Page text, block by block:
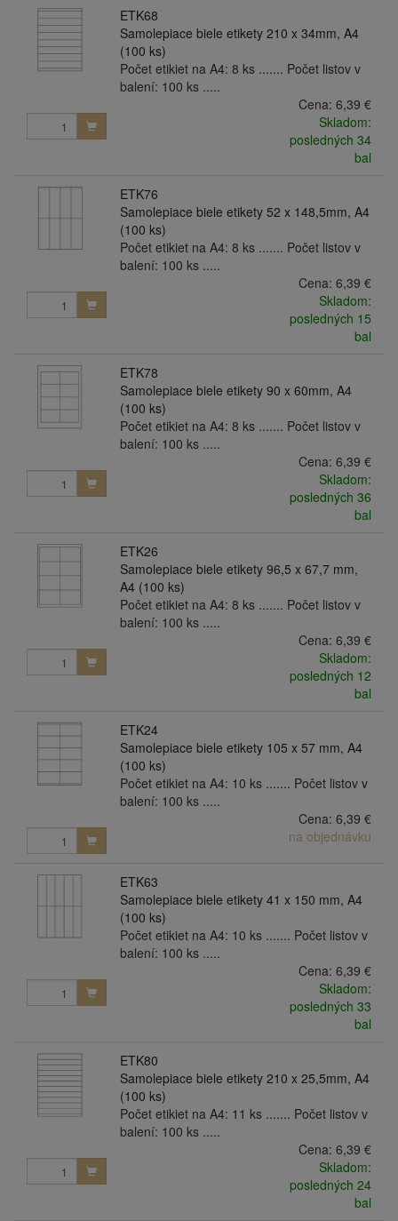
ETK68
Samolepiace biele etikety 210 x 34mm, A4
(100 ks)
Počet etikiet na A4: 8 ks ....... Počet listov v
balení: 100 ks .....
Cena: 6,39 €
Skladom:
posledných 34
bal
ETK76
Samolepiace biele etikety 52 x 148,5mm, A4
(100 ks)
Počet etikiet na A4: 8 ks ....... Počet listov v
balení: 100 ks .....
Cena: 6,39 €
Skladom:
posledných 15
bal
ETK78
Samolepiace biele etikety 90 x 60mm, A4
(100 ks)
Počet etikiet na A4: 8 ks ....... Počet listov v
balení: 100 ks .....
Cena: 6,39 €
Skladom:
posledných 36
bal
ETK26
Samolepiace biele etikety 96,5 x 67,7 mm,
A4 (100 ks)
Počet etikiet na A4: 8 ks ....... Počet listov v
balení: 100 ks .....
Cena: 6,39 €
Skladom:
posledných 12
bal
ETK24
Samolepiace biele etikety 105 x 57 mm, A4
(100 ks)
Počet etikiet na A4: 10 ks ....... Počet listov v
balení: 100 ks .....
Cena: 6,39 €
na objednávku
ETK63
Samolepiace biele etikety 41 x 150 mm, A4
(100 ks)
Počet etikiet na A4: 10 ks ....... Počet listov v
balení: 100 ks .....
Cena: 6,39 €
Skladom:
posledných 33
bal
ETK80
Samolepiace biele etikety 210 x 25,5mm, A4
(100 ks)
Počet etikiet na A4: 11 ks ....... Počet listov v
balení: 100 ks .....
Cena: 6,39 €
Skladom:
posledných 24
bal